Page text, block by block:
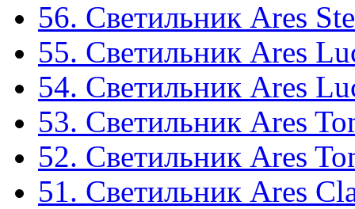
56. Светильник Ares
55. Светильник Ares
54. Светильник Ares
53. Светильник Ares
52. Светильник Ares
51. Светильник Ares